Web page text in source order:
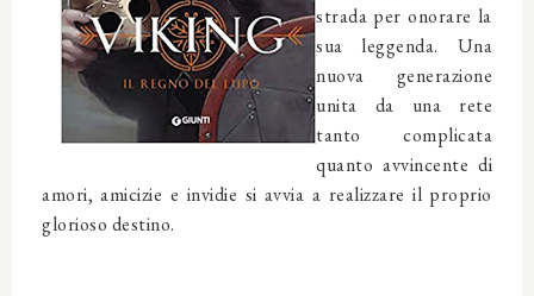
strada per onorare la
sua leggenda. Una
nuova generazione
unita da una rete
tanto complicata
quanto avvincente di
amori, amicizie e invidie si avvia a realizzare il proprio
glorioso destino.